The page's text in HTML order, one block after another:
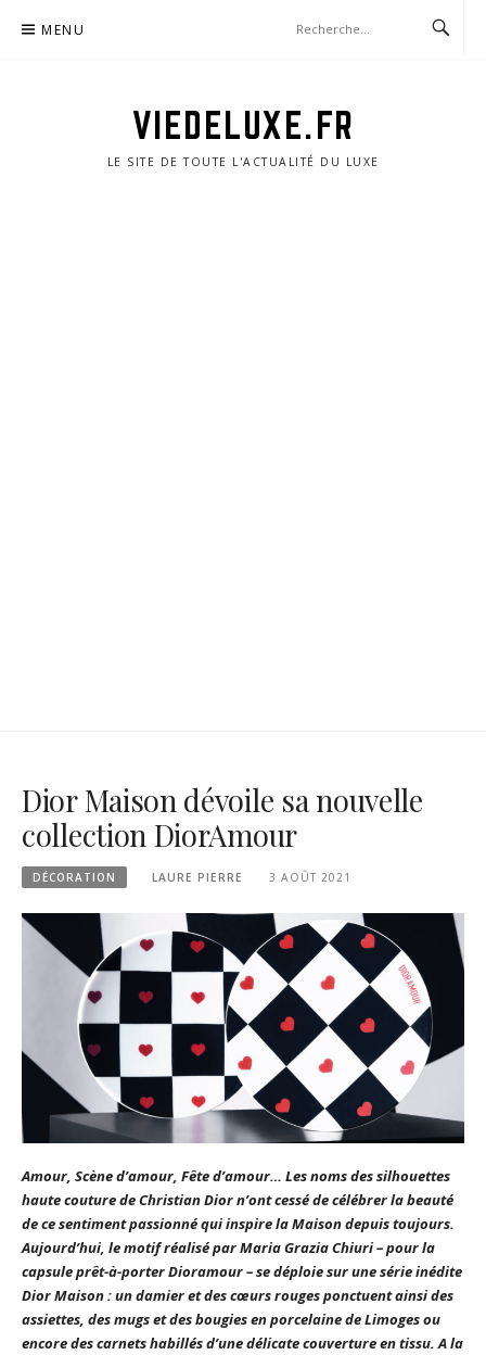
MENU
VIEDELUXE.FR
LE SITE DE TOUTE L'ACTUALITÉ DU LUXE
Dior Maison dévoile sa nouvelle
collection DiorAmour
DÉCORATION LAURE PIERRE 3 AOÛT 2021
Amour, Scène d’amour, Fête d’amour… Les noms des silhouettes
haute couture de Christian Dior n’ont cessé de célébrer la beauté
de ce sentiment passionné qui inspire la Maison depuis toujours.
Aujourd’hui, le motif réalisé par Maria Grazia Chiuri – pour la
capsule prêt-à-porterDioramour– se déploie sur une série inédite
Dior Maison : un damier et des cœurs rouges ponctuent ainsi des
assiettes, des mugs et des bougies en porcelaine de Limoges ou
encore des carnets habillés d’une délicate couverture en tissu. A la